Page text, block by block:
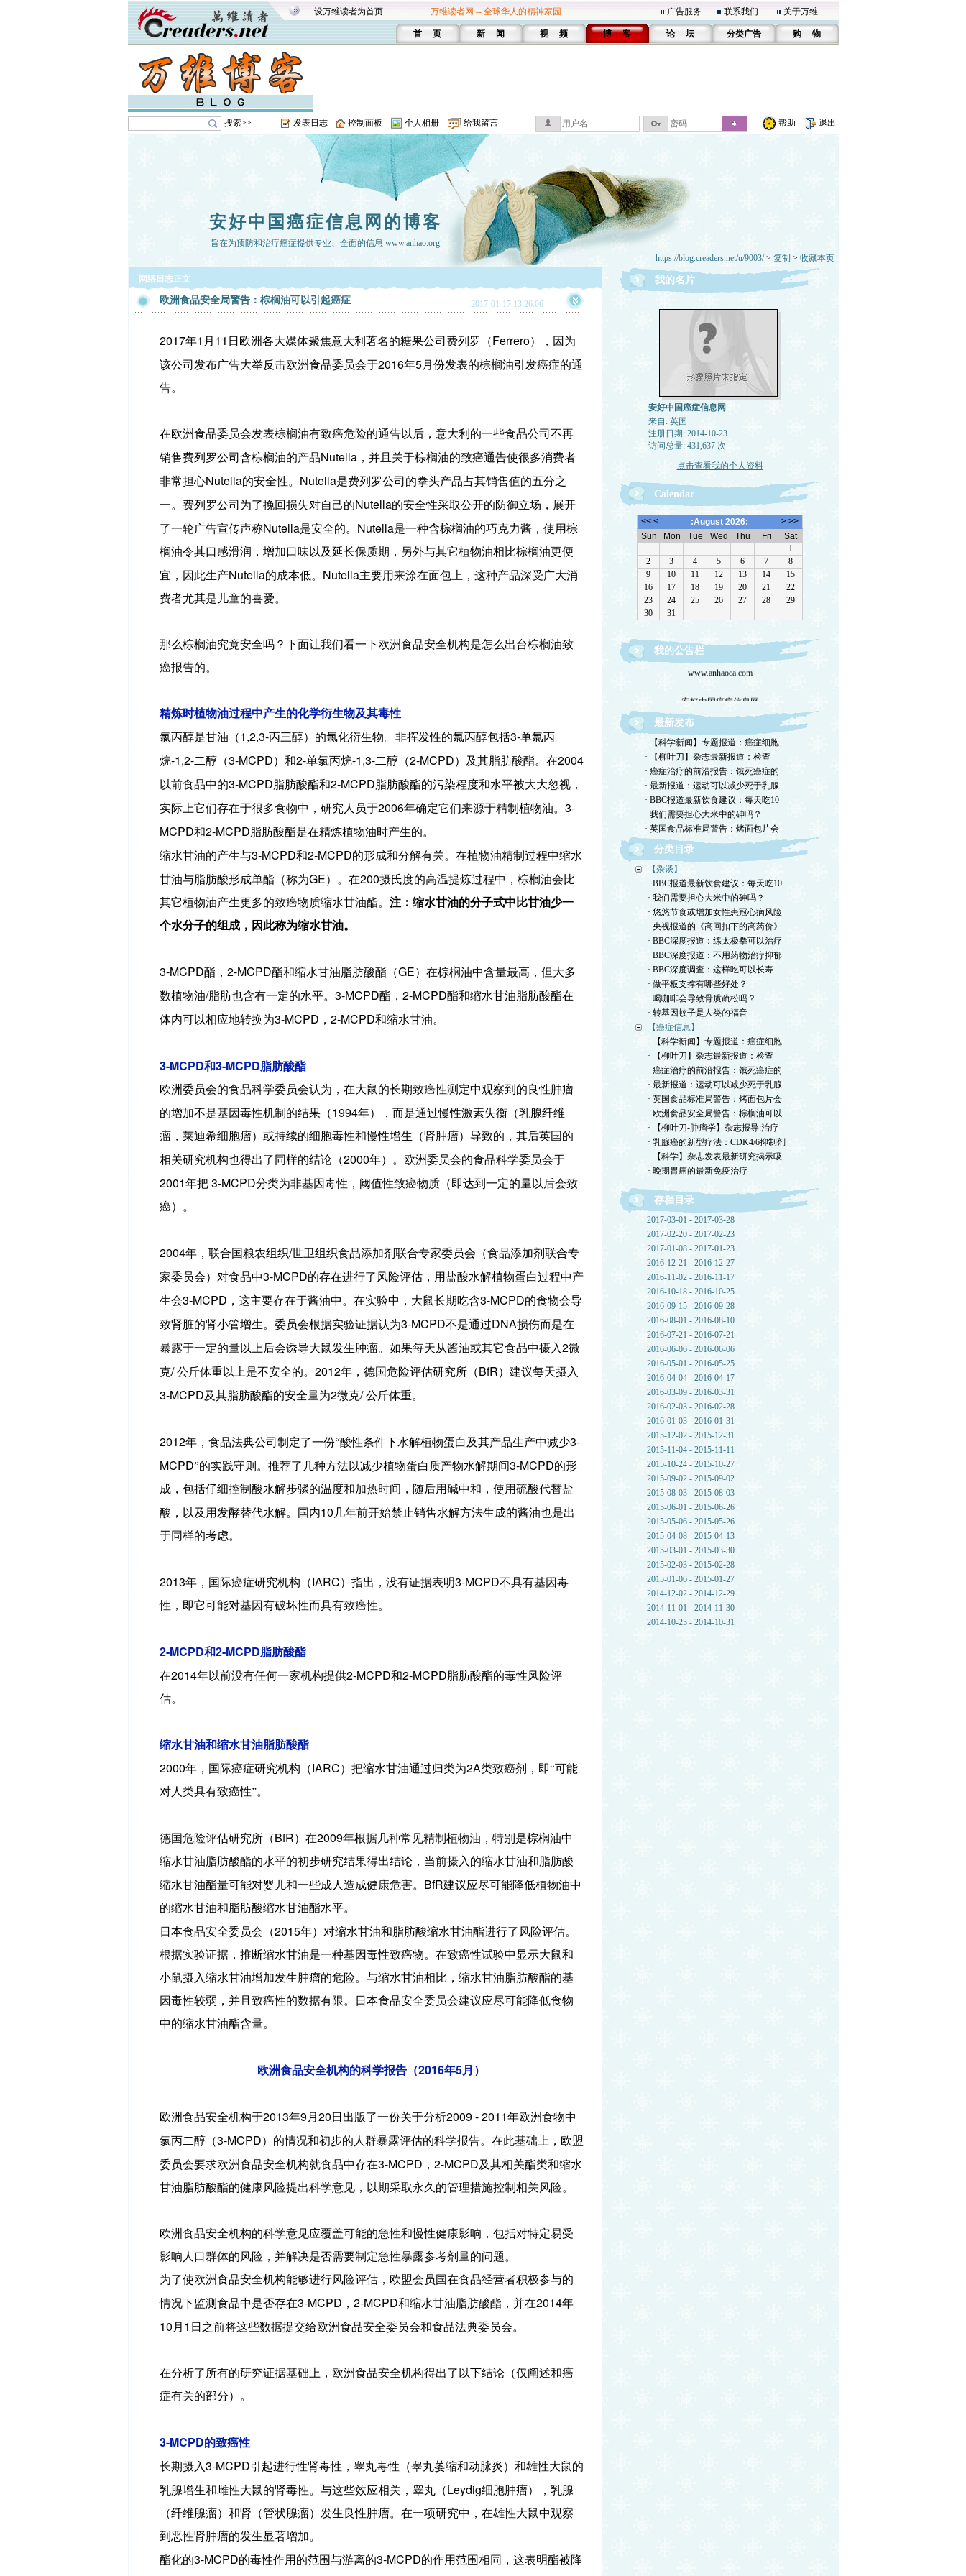
设万维读者为首页 万维读者网 -- 全球华人的精神家园 广告服务 联系我们 关于万维
首 页 新 闻 视 频 博 客 论 坛 分类广告 购 物
搜索>> 发表日志 控制面板 个人相册 给我留言 帮助 退出
安好中国癌症信息网的博客
旨在为预防和治疗癌症提供专业、全面的信息 www.anhao.org
https://blog.creaders.net/u/9003/> 复制 > 收藏本页
网络日志正文
欧洲食品安全局警告：棕榈油可以引起癌症 2017-01-17 13:26:06
2017年1 月 11 日欧洲各大媒体聚焦意大利著名的糖果公司费列罗（Ferrero），因为
该公司发布广告大举反击欧洲食品委员会于2016年5月份发表的棕榈油引发癌症的通
告。
在欧洲食品委员会发表棕榈油有致癌危险的通告以后，意大利的一些食品公司不再
销售费列罗公司含棕榈油的产品Nutella，并且关于棕榈油的致癌通告使很多消费者
非常担心Nutella的安全性。 Nutella是费列罗公司的拳头产品占其销售值的五分之
一。费列罗公司为了挽回损失对自己的Nutella的安全性采取公开的防御立场，展开
了一轮广告宣传声称Nutella是安全的。 Nutella是一种含棕榈油的巧克力酱，使用棕
榈油令其口感滑润，增加口味以及延长保质期，另外与其它植物油相比棕榈油更便
宜，因此生产Nutella的成本低。 Nutella主要用来涂在面包上，这种产品深受广大消
费者尤其是儿童的喜爱。
那么棕榈油究竟安全吗？下面让我们看一下欧洲食品安全机构是怎么出台棕榈油致
癌报告的。
精炼时植物油过程中产生的化学衍生物及其毒性
氯丙醇是甘油（1,2,3-丙三醇）的氯化衍生物。非挥发性的氯丙醇包括3-单氯丙
烷-1,2-二醇（3-MCPD）和2-单氯丙烷-1,3-二醇（2-MCPD）及其脂肪酸酯。在2004
以前食品中的3-MCPD 脂肪酸酯和2-MCPD 脂肪酸酯的污染程度和水平被大大忽视，
实际上它们存在于很多食物中，研究人员于2006年确定它们来源于精制植物油。 3-
MCPD和2-MCPD 脂肪酸酯是在精炼植物油时产生的。
缩水甘油的产生与3-MCPD和2-MCPD的形成和分解有关。在植物油精制过程中缩水
甘油与脂肪酸形成单酯（称为GE）。在200摄氏度的高温提炼过程中，棕榈油会比
其它植物油产生更多的致癌物质缩水甘油酯。 注：缩水甘油的分子式中比甘油少一
个水分子的组成，因此称为缩水甘油。
3-MCPD酯， 2-MCPD酯和缩水甘油脂肪酸酯（GE）在棕榈油中含量最高，但大多
数植物油/脂肪也含有一定的水平。 3-MCPD酯， 2-MCPD酯和缩水甘油脂肪酸酯在
体内可以相应地转换为3-MCPD ， 2-MCPD和缩水甘油。
3-MCPD和3-MCPD脂肪酸酯
欧洲委员会的食品科学委员会认为，在大鼠的长期致癌性测定中观察到的良性肿瘤
的增加不是基因毒性机制的结果（1994年），而是通过慢性激素失衡（乳腺纤维
瘤，莱迪希细胞瘤）或持续的细胞毒性和慢性增生（肾肿瘤）导致的，其后英国的
相关研究机构也得出了同样的结论（2000年）。欧洲委员会的食品科学委员会于
2001年把3-MCPD分类为非基因毒性，阈值性致癌物质（即达到一定的量以后会致
癌）。
2004年，联合国粮农组织/世卫组织食品添加剂联合专家委员会（食品添加剂联合专
家委员会）对食品中3-MCPD的存在进行了风险评估，用盐酸水解植物蛋白过程中产
生会3-MCPD ，这主要存在于酱油中。在实验中，大鼠长期吃含3-MCPD的食物会导
致肾脏的肾小管增生。委员会根据实验证据认为3-MCPD不是通过DNA损伤而是在
暴露于一定的量以上后会诱导大鼠发生肿瘤。如果每天从酱油或其它食品中摄入2微
克/公斤体重以上是不安全的。 2012年，德国危险评估研究所（BfR）建议每天摄入
3-MCPD及其脂肪酸酯的安全量为2微克/公斤体重。
2012年，食品法典公司制定了一份“酸性条件下水解植物蛋白及其产品生产中减少3-
MCPD”的实践守则。推荐了几种方法以减少植物蛋白质产物水解期间3-MCPD的形
成，包括仔细控制酸水解步骤的温度和加热时间，随后用碱中和，使用硫酸代替盐
酸，以及用发酵替代水解。国内10 几年前开始禁止销售水解方法生成的酱油也是出
于同样的考虑。
2013年，国际癌症研究机构（IARC）指出，没有证据表明3-MCPD不具有基因毒
性，即它可能对基因有破坏性而具有致癌性。
2-MCPD和2-MCPD脂肪酸酯
在2014年以前没有任何一家机构提供2-MCPD和2-MCPD 脂肪酸酯的毒性风险评
估。
缩水甘油和缩水甘油脂肪酸酯
2000年，国际癌症研究机构（IARC）把缩水甘油通过归类为2A类致癌剂，即“可能
对人类具有致癌性”。
德国危险评估研究所（BfR）在2009年根据几种常见精制植物油，特别是棕榈油中
缩水甘油脂肪酸酯的水平的初步研究结果得出结论，当前摄入的缩水甘油和脂肪酸
缩水甘油酯量可能对婴儿和一些成人造成健康危害。 BfR建议应尽可能降低植物油中
的缩水甘油和脂肪酸缩水甘油酯水平。
日本食品安全委员会（2015年）对缩水甘油和脂肪酸缩水甘油酯进行了风险评估。
根据实验证据，推断缩水甘油是一种基因毒性致癌物。在致癌性试验中显示大鼠和
小鼠摄入缩水甘油增加发生肿瘤的危险。与缩水甘油相比，缩水甘油脂肪酸酯的基
因毒性较弱，并且致癌性的数据有限。日本食品安全委员会建议应尽可能降低食物
中的缩水甘油酯含量。
欧洲食品安全机构的科学报告（2016年5月）
欧洲食品安全机构于2013年9月 20 日出版了一份关于分析2009 - 2011年欧洲食物中
氯丙二醇（3-MCPD）的情况和初步的人群暴露评估的科学报告。在此基础上，欧盟
委员会要求欧洲食品安全机构就食品中存在3-MCPD ， 2-MCPD及其相关酯类和缩水
甘油脂肪酸酯的健康风险提出科学意见，以期采取永久的管理措施控制相关风险。
欧洲食品安全机构的科学意见应覆盖可能的急性和慢性健康影响，包括对特定易受
影响人口群体的风险，并解决是否需要制定急性暴露参考剂量的问题。
为了使欧洲食品安全机构能够进行风险评估，欧盟会员国在食品经营者积极参与的
情况下监测食品中是否存在3-MCPD ， 2-MCPD和缩水甘油脂肪酸酯，并在2014年
10 月 1 日之前将这些数据提交给欧洲食品安全委员会和食品法典委员会。
在分析了所有的研究证据基础上，欧洲食品安全机构得出了以下结论（仅阐述和癌
症有关的部分）。
3-MCPD的致癌性
长期摄入3-MCPD引起进行性肾毒性，睾丸毒性（睾丸萎缩和动脉炎）和雄性大鼠的
乳腺增生和雌性大鼠的肾毒性。与这些效应相关，睾丸（Leydig细胞肿瘤），乳腺
（纤维腺瘤）和肾（管状腺瘤）发生良性肿瘤。在一项研究中，在雄性大鼠中观察
到恶性肾肿瘤的发生显著增加。
酯化的3-MCPD的毒性作用的范围与游离的3-MCPD的作用范围相同，这表明酯被降
我的名片
安好中国癌症信息网
来自: 英国
注册日期: 2014-10-23
访问总量: 431,637 次
点击查看我的个人资料
Calendar
我的公告栏
www.anhaoca.com
最新发布
· 【科学新闻】专题报道：癌症细胞
· 【柳叶刀】杂志最新报道：检查
· 癌症治疗的前沿报告：饿死癌症的
· 最新报道：运动可以减少死于乳腺
· BBC报道最新饮食建议：每天吃10
· 我们需要担心大米中的砷吗？
· 英国食品标准局警告：烤面包片会
分类目录
【杂谈】
· BBC报道最新饮食建议：每天吃10
· 我们需要担心大米中的砷吗？
· 悠悠节食或增加女性患冠心病风险
· 央视报道的《高回扣下的高药价》
· BBC深度报道：练太极拳可以治疗
· BBC深度报道：不用药物治疗抑郁
· BBC深度调查：这样吃可以长寿
· 做平板支撑有哪些好处？
· 喝咖啡会导致骨质疏松吗？
· 转基因蚊子是人类的福音
【癌症信息】
· 【科学新闻】专题报道：癌症细胞
· 【柳叶刀】杂志最新报道：检查
· 癌症治疗的前沿报告：饿死癌症的
· 最新报道：运动可以减少死于乳腺
· 英国食品标准局警告：烤面包片会
· 欧洲食品安全局警告：棕榈油可以
· 【柳叶刀-肿瘤学】杂志报导:治疗
· 乳腺癌的新型疗法：CDK4/6抑制剂
· 【科学】杂志发表最新研究揭示吸
· 晚期胃癌的最新免疫治疗
存档目录
2017-03-01 - 2017-03-28
2017-02-20 - 2017-02-23
2017-01-08 - 2017-01-23
2016-12-21 - 2016-12-27
2016-11-02 - 2016-11-17
2016-10-18 - 2016-10-25
2016-09-15 - 2016-09-28
2016-08-01 - 2016-08-10
2016-07-21 - 2016-07-21
2016-06-06 - 2016-06-06
2016-05-01 - 2016-05-25
2016-04-04 - 2016-04-17
2016-03-09 - 2016-03-31
2016-02-03 - 2016-02-28
2016-01-03 - 2016-01-31
2015-12-02 - 2015-12-31
2015-11-04 - 2015-11-11
2015-10-24 - 2015-10-27
2015-09-02 - 2015-09-02
2015-08-03 - 2015-08-03
2015-06-01 - 2015-06-26
2015-05-06 - 2015-05-26
2015-04-08 - 2015-04-13
2015-03-01 - 2015-03-30
2015-02-03 - 2015-02-28
2015-01-06 - 2015-01-27
2014-12-02 - 2014-12-29
2014-11-01 - 2014-11-30
2014-10-25 - 2014-10-31